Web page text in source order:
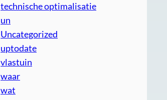
technische optimalisatie
un
Uncategorized
uptodate
vlastuin
waar
wat